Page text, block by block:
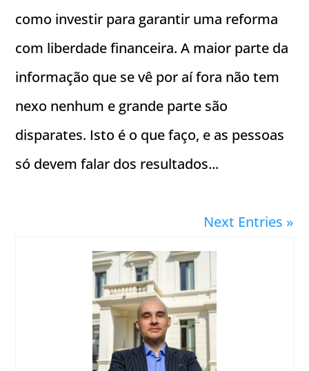
como investir para garantir uma reforma
com liberdade financeira. A maior parte da
informação que se vê por aí fora não tem
nexo nenhum e grande parte são
disparates. Isto é o que faço, e as pessoas
só devem falar dos resultados...
Next Entries »